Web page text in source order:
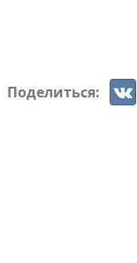
Поделиться: